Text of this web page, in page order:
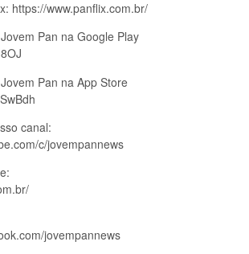
https://www.panflix.com.br/
Pan na Google Play
Pan na App Store
canal:
c/jovempannews
jovempannews